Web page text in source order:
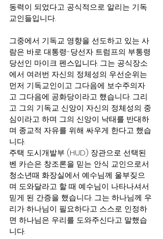
동력이 되었다고 공식적으로 알리는 기독
교인들입니다.
그중에서 기독교 영향을 선도하고 있는 사
람은 바로 대통령-당선자 트럼프의 부통령
당선인 마이크 펜스입니다. 그는 공식장소
에서 여러번 자신의 정체성의 우선순위는
먼저 기독교인이고 그다음에 보수주의자
고 그다음에 공화당이라고 했습니다. 그리
고 그의 기독교 신앙이 자신의 정체성의 중
심이라고 하며 그의 신앙이 낙태를 반대하
며 종교적 자유를 위해 싸우게 한다고 했습
니다.
주택 도시개발부 (HUD) 장관으로 선택된
벤 카슨은 창조론을 믿는 안식 교인으로서
청소년때 화장실에서 예수님께 울부짖으
며 도와달라고 할 때 예수님이 나타나셔서
믿게 된 간증을 했습니다. 그는 하나님께 우
리가 하나님이 필요하다고 스스로 인정하
면 하나님은 우리를 도와주신다고 말했습
니다.